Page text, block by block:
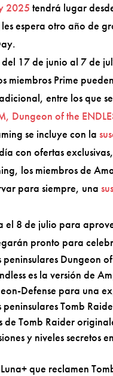
2025 tendrá lugar
espera otro año de
17 de junio al 7 de
miembros Prime
entre los que
Dungeon of the
se incluye con la
con ofertas
los miembros de
para siempre, una
el 8 de julio para
pronto para
Dungeon
es la versión de
Defense para una
Tomb
Tomb Raider
y niveles secretos
que reclamen